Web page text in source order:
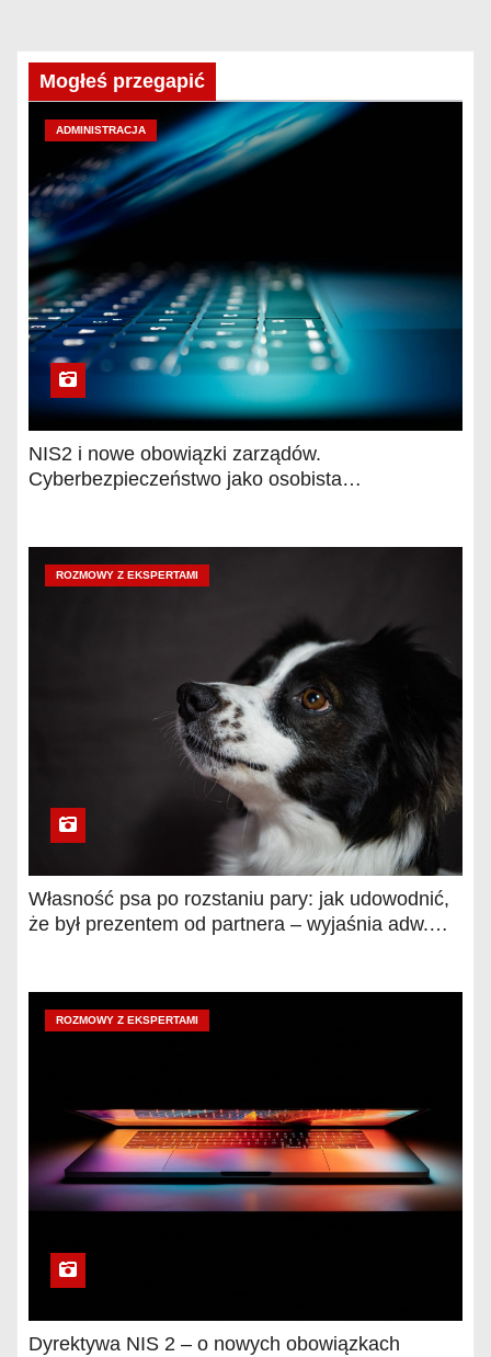
Mogłeś przegapić
ADMINISTRACJA
NIS2 i nowe obowiązki zarządów.
Cyberbezpieczeństwo jako osobista
ROZMOWY Z EKSPERTAMI
Własność psa po rozstaniu pary: jak udowodnić,
że był prezentem od partnera – wyjaśnia adw.
ROZMOWY Z EKSPERTAMI
Dyrektywa NIS 2 – o nowych obowiązkach